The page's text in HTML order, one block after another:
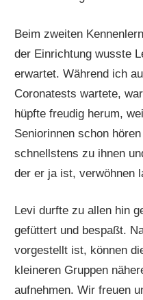
Beim zweiten
der Einrichtung wusste
erwartet. Während ich
Coronatests wartete,
hüpfte freudig herum,
Seniorinnen schon
schnellstens zu ihnen
der er ja ist, verwöhnen
Levi durfte zu allen hin
gefüttert und bespaßt.
vorgestellt ist, können
kleineren Gruppen
aufnehmen. Wir freuen